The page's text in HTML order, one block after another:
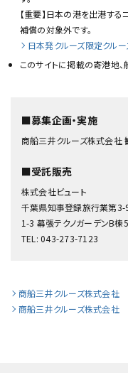
【重要】日本の港を出港す
補償の対象外です。
日本発クルーズ限定クル
このサイトに掲載の寄港地、
■募集企画・実施
商船三井クルーズ株式会
■受託販売
株式会社ビュート
千葉県知事登録旅行業第
1-3 幕張テクノガーデンB棟
TEL: 043-273-7123
商船三井クルーズ株式会社
商船三井クルーズ株式会社